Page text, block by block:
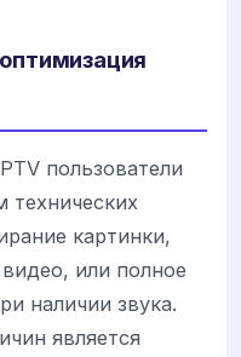
пользователи
технических
картинки,
или полное
наличии звука.
является